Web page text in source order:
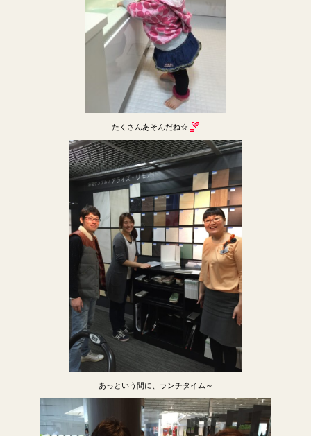
たくさんあそんだね☆
あっという間に、ランチタイム～